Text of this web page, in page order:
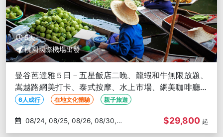
5天
桃園國際機場出發
曼谷芭達雅５日－五星飯店二晚、龍蝦和牛無限放題、
嵩越路網美打卡、泰式按摩、水上市場、網美咖啡廳、
無購物、６人成行
6人成行 在地文化體驗 親子旅遊
08/31
$29,800 起